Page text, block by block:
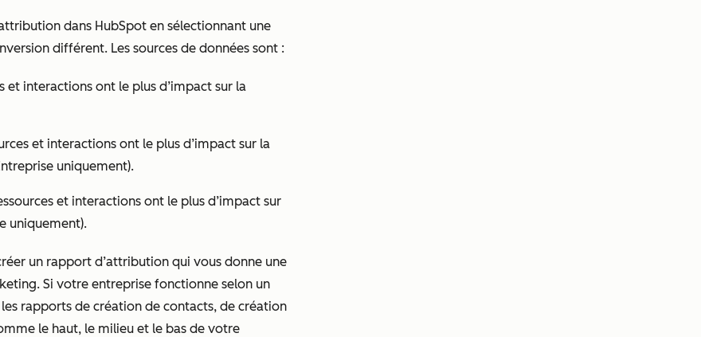
dans HubSpot en sélectionnant une
différent. Les sources de données sont :
et interactions ont le plus d’impact sur la
et interactions ont le plus d’impact sur la
uniquement).
et interactions ont le plus d’impact sur
uniquement).
un rapport d’attribution qui vous donne une
Si votre entreprise fonctionne selon un
rapports de création de contacts, de création
le haut, le milieu et le bas de votre